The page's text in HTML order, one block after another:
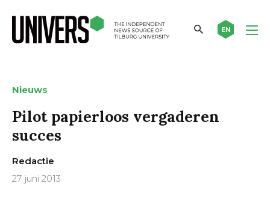
EN
Nieuws
Pilot papierloos vergaderen
succes
Redactie
27 juni 2013